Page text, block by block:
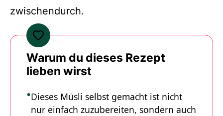
zwischendurch.
Warum du dieses Rezept
lieben wirst
Dieses Müsli selbst gemacht ist nicht
nur einfach zuzubereiten, sondern auch